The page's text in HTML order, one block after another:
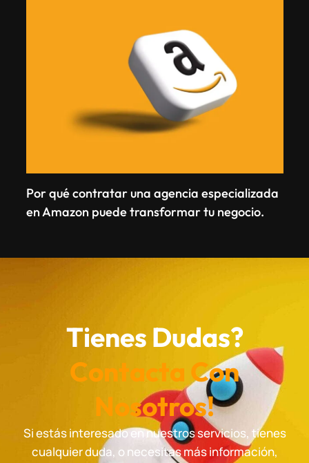
Por qué contratar una agencia especializada
en Amazon puede transformar tu negocio.
Tienes Dudas?
Contacta Con
Nosotros!
Si estás interesado en nuestros servicios, tienes
cualquier duda, o necesitas más información,